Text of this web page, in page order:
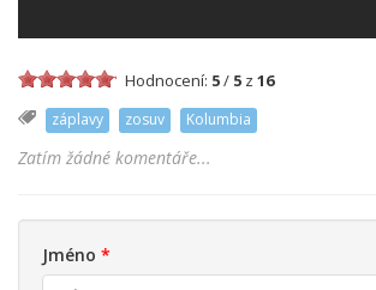
Hodnocení: 5/ 5 z 16
záplavy zosuv Kolumbia
Zatím žádné komentáře...
Jméno *